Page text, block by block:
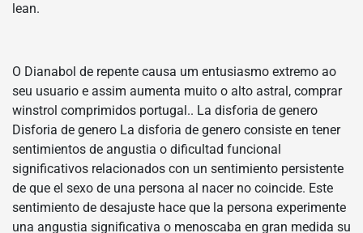
lean.
O Dianabol de repente causa um entusiasmo extremo ao
seu usuario e assim aumenta muito o alto astral, comprar
winstrol comprimidos portugal.. La disforia de genero
Disforia de genero La disforia de genero consiste en tener
sentimientos de angustia o dificultad funcional
significativos relacionados con un sentimiento persistente
de que el sexo de una persona al nacer no coincide. Este
sentimiento de desajuste hace que la persona experimente
una angustia significativa o menoscaba en gran medida su